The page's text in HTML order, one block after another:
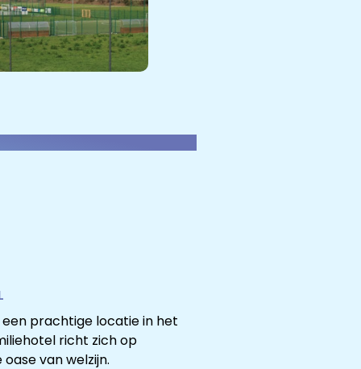
prachtige locatie in het
richt zich op
van welzijn.